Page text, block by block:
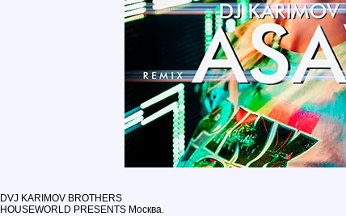
DVJ KARIMOV BROTHERS
HOUSEWORLD PRESENTS Москва.